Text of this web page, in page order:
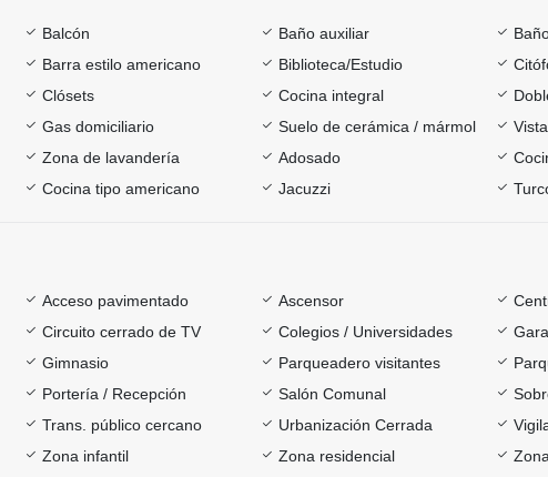
Balcón Baño auxiliar
Barra estilo americano
Biblioteca/Estudio
Clósets
Cocina integral
Gas domiciliario
Suelo de cerámica / mármol
Zona de lavandería
Adosado
Cocina tipo americano
Jacuzzi
Acceso pavimentado Ascensor
Circuito cerrado de TV
Colegios / Universidades
Gimnasio
Parqueadero visitantes
Portería / Recepción
Salón Comunal
Trans. público cercano
Urbanización Cerrada
Zona infantil
Zona residencial